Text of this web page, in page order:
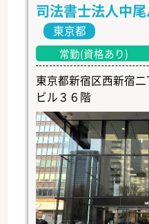
司法書士法人中
東京都
常勤(資格あり)
東京都新宿区西新宿
ビル３６階